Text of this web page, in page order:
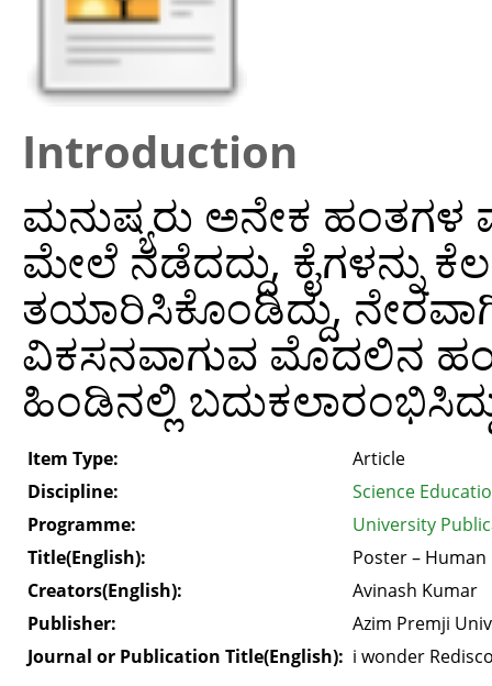
Introduction
ಮನುಷ್ಯರು ಅನೇಕ ಹಂತಗಳ
ಮೇಲೆ ನಡೆದದ್ದು, ಕೈಗಳನ್ನು
ತಯಾರಿಸಿಕೊಂಡಿದ್ದು,
ವಿಕಸನವಾಗುವ ಮೊದಲಿನ
ಹಿಂಡಿನಲ್ಲಿ
Item Type:
Article
Discipline:
Science
Programme:
University
Title(English):
Poster –
Creators(English):
Avinash Kumar
Publisher:
Azim Premji
Journal or Publication Title(English): i wonder